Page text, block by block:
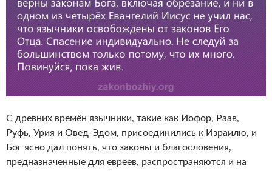
С древних времён язычники, такие как Иофор, Раав,
Руфь, Урия и Овед-Эдом, присоединились к Израилю, и
Бог ясно дал понять, что законы и благословения,
предназначенные для евреев, распространяются и на